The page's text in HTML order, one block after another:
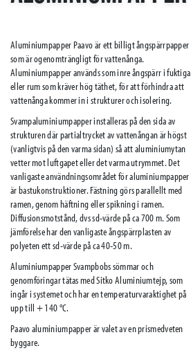
Aluminiumpapper Paavo är ett billigt ångspärrpapper
som är ogenomträngligt för vattenånga.
Aluminiumpapper används som inre ångspärr i fuktiga
eller rum som kräver hög täthet, för att förhindra att
vattenånga kommer in i strukturer och isolering.
Svampaluminiumpapper installeras på den sida av
strukturen där partialtrycket av vattenångan är högst
(vanligtvis på den varma sidan) så att aluminiumytan
vetter mot luftgapet eller det varma utrymmet. Det
vanligaste användningsområdet för aluminiumpapper
är bastukonstruktioner. Fästning görs parallellt med
ramen, genom häftning eller spikning i ramen.
Diffusionsmotstånd, dvs sd-värde på ca 700 m. Som
jämförelse har den vanligaste ångspärrplasten av
polyeten ett sd-värde på ca 40-50 m.
Aluminiumpapper Svampbobs sömmar och
genomföringar tätas med Sitko Aluminiumtejp, som
ingår i systemet och har en temperaturvaraktighet på
upp till + 140 °C.
Paavo aluminiumpapper är valet av en prismedveten
byggare.